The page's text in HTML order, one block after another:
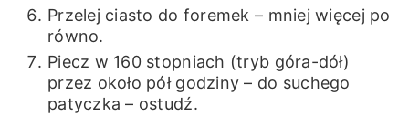
Przelej ciasto do foremek – mniej więcej po
równo.
Piecz w 160 stopniach (tryb góra-dół)
przez około pół godziny – do suchego
patyczka – ostudź.